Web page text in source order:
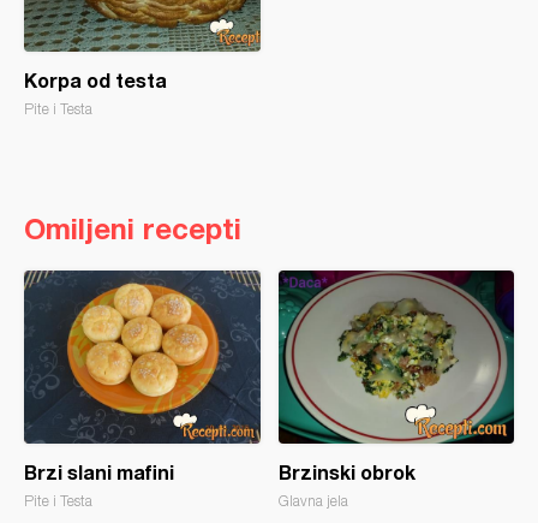
Korpa od testa
Pite i Testa
Omiljeni recepti
Brzi slani mafini
Pite i Testa
Brzinski obrok
Glavna jela